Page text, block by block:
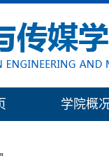
学院概